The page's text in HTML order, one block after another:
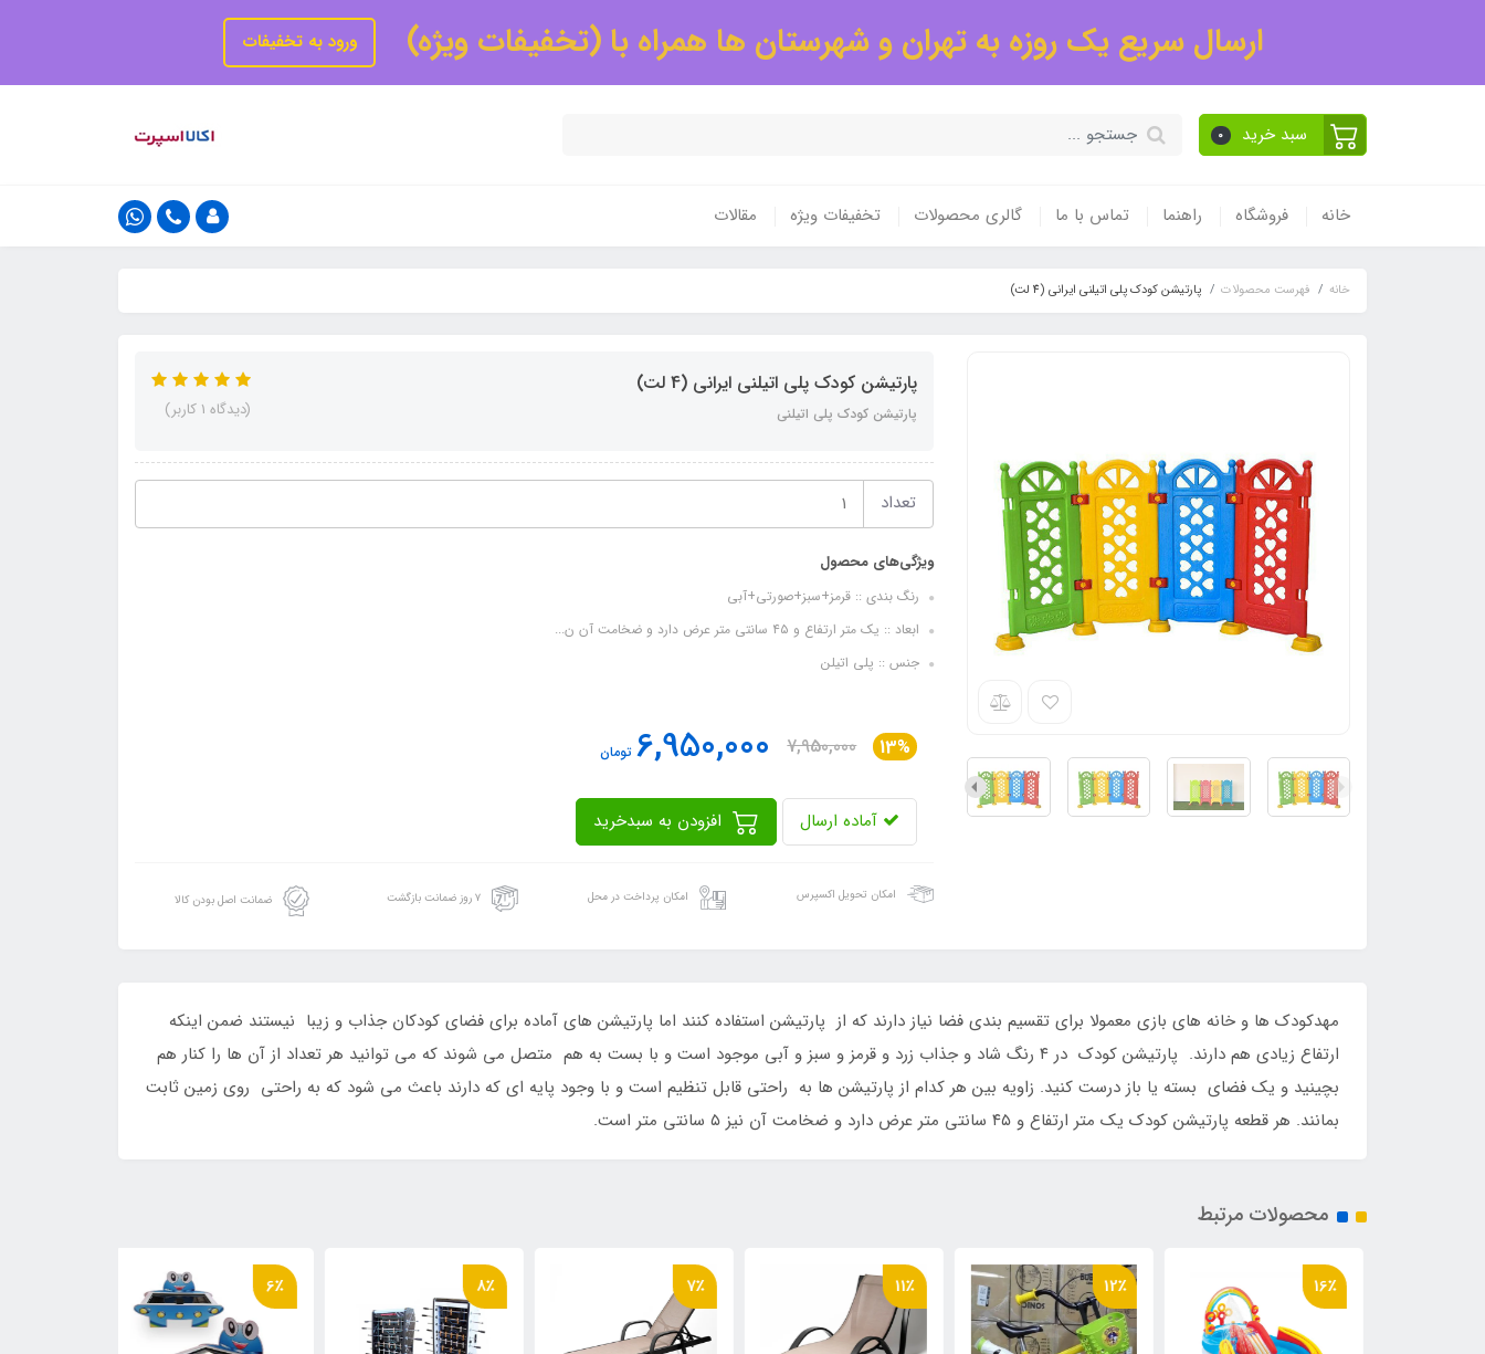
ارسال سریع یک روزه به تهران و شهرستان ها همراه با (تخفیفات ویژه) ورود به تخفیفات
سبد خرید 0
خانه فروشگاه راهنما تماس با ما گالری محصولات تخفیفات ویژه مقالات
خانه فهرست محصولات پارتیشن کودک پلی اتیلنی ایرانی (4 لت)
پارتیشن کودک پلی اتیلنی ایرانی (4 لت)
پارتیشن کودک پلی اتیلنی (دیدگاه 1 کاربر)
تعداد
ویژگی‌های محصول
رنگ بندی :: قرمز+سبز+صورتی+آبی
ابعاد :: یک متر ارتفاع و ۴۵ سانتی متر عرض دارد و ضخامت آن ن...
جنس :: پلی اتیلن
13%
7,950,000
6,950,000تومان
آماده ارسال
امکان تحویل اکسپرس امکان پرداخت در محل ۷ روز ضمانت بازگشت ضمانت اصل بودن کالا
مهدکودک ها و خانه های بازی معمولا برای تقسیم بندی فضا نیاز دارند که از پارتیشن استفاده کنند اما پارتیشن های آماده برای فضای کودکان جذاب و زیبا نیستند ضمن اینکه
ارتفاع زیادی هم دارند. پارتیشن کودک در ۴ رنگ شاد و جذاب زرد و قرمز و سبز و آبی موجود است و با بست به هم متصل می شوند که می توانید هر تعداد از آن ها را کنار هم
بچینید و یک فضای بسته یا باز درست کنید. زاویه بین هر کدام از پارتیشن ها به راحتی قابل تنظیم است و با وجود پایه ای که دارند باعث می شود که به راحتی روی زمین ثابت
بمانند. هر قطعه پارتیشن کودک یک متر ارتفاع و ۴۵ سانتی متر عرض دارد و ضخامت آن نیز ۵ سانتی متر است.
محصولات مرتبط
16٪ 12٪ 11٪ 7٪ 8٪ 6٪